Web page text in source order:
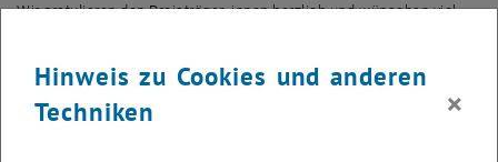
Wir gratulieren den Preisträger_innen herzlich und wünschen viel
Folgende Preisträger_innen freuen sich über einen
Hinweis zu Cookies und anderen
Techniken
×